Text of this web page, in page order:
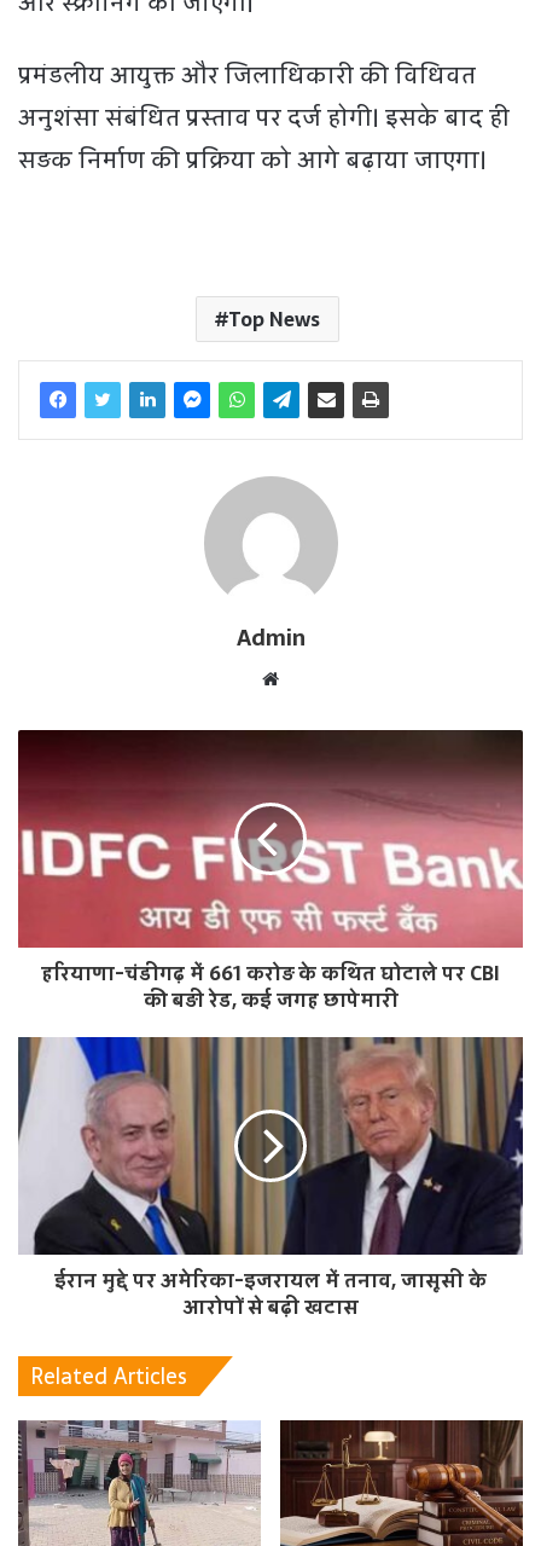
प्रमंडलीय आयुक्त और जिलाधिकारी की विधिवत
अनुशंसा संबंधित प्रस्ताव पर दर्ज होगी। इसके बाद ही
सड़क निर्माण की प्रक्रिया को आगे बढ़ाया जाएगा।
Top News
Admin
b
s
i
t
e
हरियाणा-चंडीगढ़ में 661 करोड़ के कथित घोटाले पर CBI
की बड़ी रेड, कई जगह छापेमारी
ईरान मुद्दे पर अमेरिका-इजरायल में तनाव, जासूसी के
आरोपों से बढ़ी खटास
Related Articles